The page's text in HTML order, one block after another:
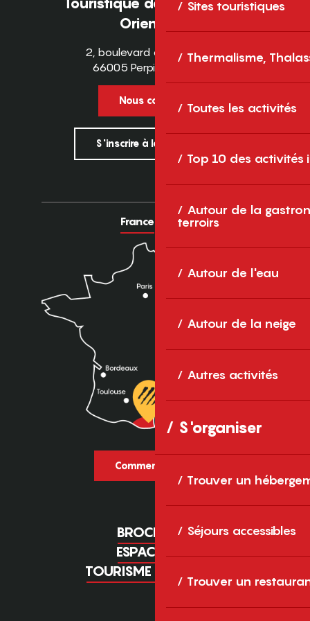
Sites touristiques
Thermalisme,
Toutes les activités
Top 10 des activités
Autour de la
terroirs
Autour de l'eau
Autour de la neige
Autres activités
S'organiser
Trouver un
Séjours accessibles
Trouver un
Orientales
2, boulevard des Pyrénées
66005 Perpignan Cedex
Nous contacter
S'inscrire à la newsletter
France Europe
Comment venir ?
BROCHURES
ESPACE PRO
TOURISME D'AFFAIRES